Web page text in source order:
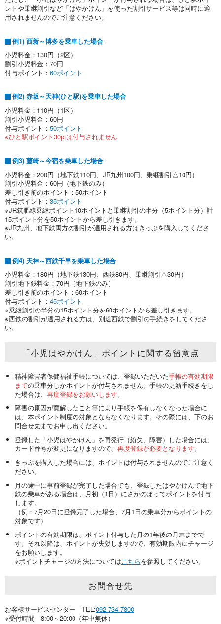
ントや乗継割引など「はやかけん」を使った割引サービス等は同時に適
用されませんのでご注意ください。
例1) 西新～博多を乗車した場合
小児料金：130円（2区）
割引小児料金：70円
付与ポイント： 60ポイント
例2) 赤坂～天神(ひと駅)を乗車した場合
小児料金：110円（1区）
割引小児料金：60円
付与ポイント： 50ポイント
※ひと駅ポイント30ptは付与されません
例3) 藤崎～今宿を乗車した場合
小児料金：200円（地下鉄110円、JR九州100円、乗継割引△10円）
割引小児料金：60円（地下鉄のみ）
差し引き前のポイント：50ポイント
付与ポイント： 35ポイント
※JR筑肥線乗継ポイント10ポイントと乗継割引の半分（5ポイント分）計
15ポイント分を50ポイントから差し引きます。
※JR九州、地下鉄両方の割引が適用される方はきっぷを購入してくださ
い。
例4) 天神～西鉄千早を乗車した場合
小児料金：180円（地下鉄130円、西鉄80円、乗継割引△30円）
割引地下鉄料金：70円（地下鉄のみ）
差し引き前のポイント：60ポイント
付与ポイント： 45ポイント
※乗継割引の半分の15ポイント分を60ポイントから差し引きます。
※西鉄の割引が適用される方は、別途西鉄で割引の手続きをしてくださ
い。
「小児はやかけん」ポイントに関する留意点
精神障害者保健福祉手帳については、登録いただいた手帳の有効期限
までの乗車分しかポイントが付与されません。手帳の更新手続きをし
た場合は、 再度登録をお願いします。
障害の原因が寛解したこと等により手帳を保有しなくなった場合に
は、本ポイント制度の対象とならなくなります。その際には、下のお
問合せ先までお申し出ください。
登録した「小児はやかけん」を再発行（紛失、障害）した場合には、
カード番号が変更になりますので、 再度登録が必要となります。
きっぷを購入した場合には、ポイントは付与されませんのでご注意く
ださい。
月の途中に事前登録が完了した場合でも、登録したはやかけんで地下
鉄の乗車がある場合は、月初（1日）にさかのぼってポイントを付与
します。
（例：7月20日に登録完了した場合、7月1日の乗車分からポイントの
対象です）
ポイントの有効期限は、ポイント付与した月の1年後の月末までで
す。それ以降は、ポイントが失効しますので、有効期限内にチャージ
をお願いします。
※ポイントチャージの方法については こちらを参照してください。
お問合せ先
お客様サービスセンター TEL:092-734-7800
※受付時間 8:00～20:00（年中無休）